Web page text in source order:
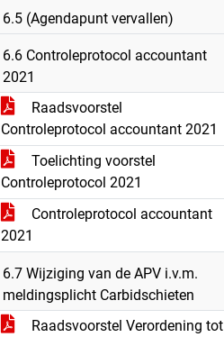
6.5 (Agendapunt vervallen)
6.6 Controleprotocol accountant
2021
Raadsvoorstel
Controleprotocol accountant 2021
Toelichting voorstel
Controleprotocol 2021
Controleprotocol accountant
2021
6.7 Wijziging van de APV i.v.m.
meldingsplicht Carbidschieten
Raadsvoorstel Verordening tot